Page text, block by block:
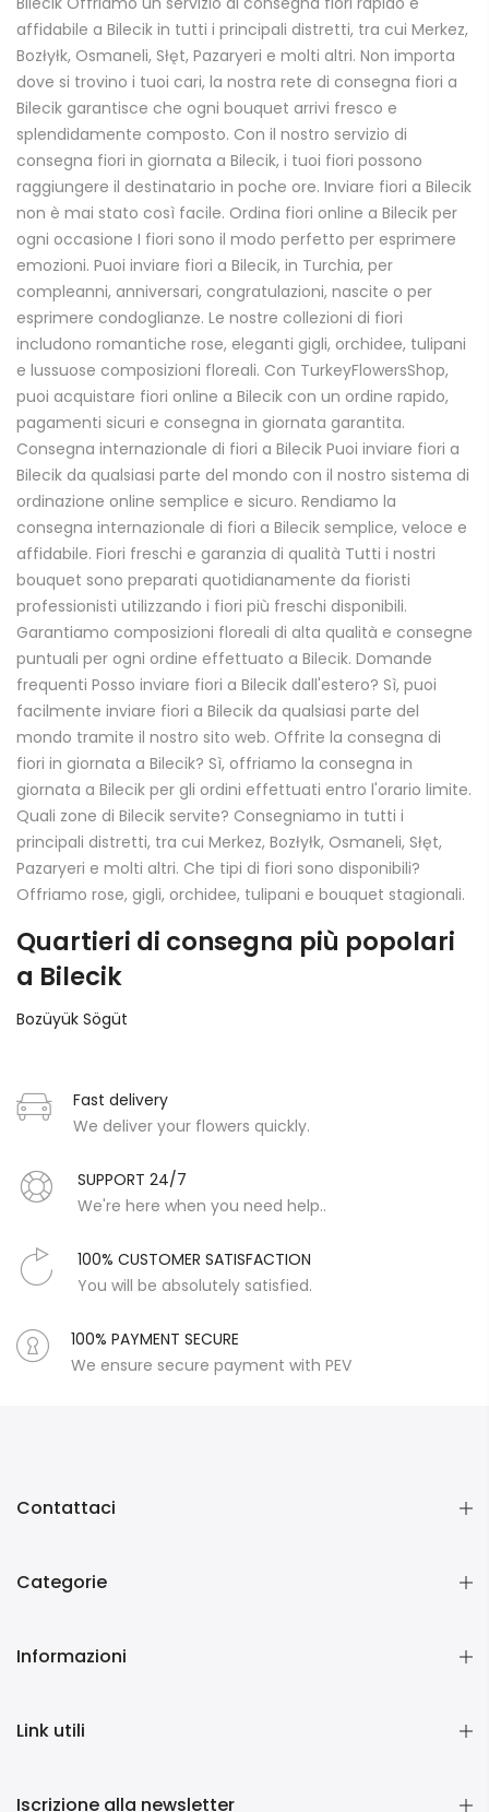
affidabile a Bilecik in tutti i principali distretti, tra cui Merkez,
Bozłyłk, Osmaneli, Słęt, Pazaryeri e molti altri. Non importa
dove si trovino i tuoi cari, la nostra rete di consegna fiori a
Bilecik garantisce che ogni bouquet arrivi fresco e
splendidamente composto. Con il nostro servizio di
consegna fiori in giornata a Bilecik, i tuoi fiori possono
raggiungere il destinatario in poche ore. Inviare fiori a Bilecik
non è mai stato così facile. Ordina fiori online a Bilecik per
ogni occasione I fiori sono il modo perfetto per esprimere
emozioni. Puoi inviare fiori a Bilecik, in Turchia, per
compleanni, anniversari, congratulazioni, nascite o per
esprimere condoglianze. Le nostre collezioni di fiori
includono romantiche rose, eleganti gigli, orchidee, tulipani
e lussuose composizioni floreali. Con TurkeyFlowersShop,
puoi acquistare fiori online a Bilecik con un ordine rapido,
pagamenti sicuri e consegna in giornata garantita.
Consegna internazionale di fiori a Bilecik Puoi inviare fiori a
Bilecik da qualsiasi parte del mondo con il nostro sistema di
ordinazione online semplice e sicuro. Rendiamo la
consegna internazionale di fiori a Bilecik semplice, veloce e
affidabile. Fiori freschi e garanzia di qualità Tutti i nostri
bouquet sono preparati quotidianamente da fioristi
professionisti utilizzando i fiori più freschi disponibili.
Garantiamo composizioni floreali di alta qualità e consegne
puntuali per ogni ordine effettuato a Bilecik. Domande
frequenti Posso inviare fiori a Bilecik dall'estero? Sì, puoi
facilmente inviare fiori a Bilecik da qualsiasi parte del
mondo tramite il nostro sito web. Offrite la consegna di
fiori in giornata a Bilecik? Sì, offriamo la consegna in
giornata a Bilecik per gli ordini effettuati entro l'orario limite.
Quali zone di Bilecik servite? Consegniamo in tutti i
principali distretti, tra cui Merkez, Bozłyłk, Osmaneli, Słęt,
Pazaryeri e molti altri. Che tipi di fiori sono disponibili?
Offriamo rose, gigli, orchidee, tulipani e bouquet stagionali.
Quartieri di consegna più popolari
a Bilecik
Bozüyük Sögüt
Fast delivery
We deliver your flowers quickly.
SUPPORT 24/7
We're here when you need help..
100% CUSTOMER SATISFACTION
You will be absolutely satisfied.
100% PAYMENT SECURE
We ensure secure payment with PEV
Contattaci
Categorie
Informazioni
Link utili
Iscrizione alla newsletter